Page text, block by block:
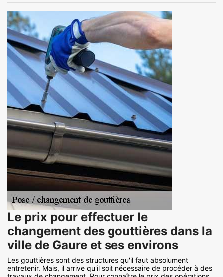
Le prix pour effectuer le
changement des gouttières dans la
ville de Gaure et ses environs
Les gouttières sont des structures qu'il faut absolument
entretenir. Mais, il arrive qu'il soit nécessaire de procéder à des